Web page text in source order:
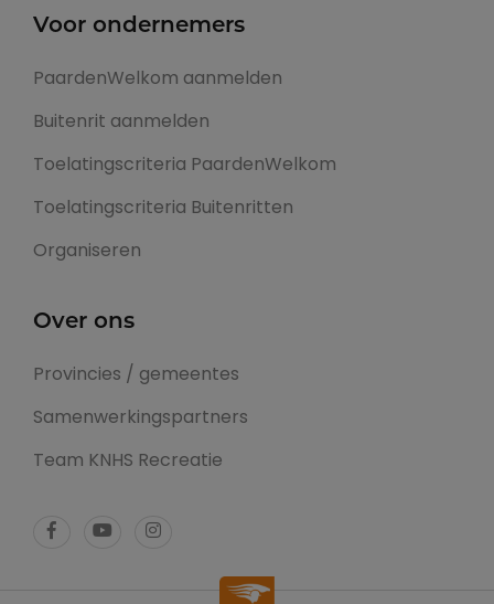
Voor ondernemers
PaardenWelkom aanmelden
Buitenrit aanmelden
Toelatingscriteria PaardenWelkom
Toelatingscriteria Buitenritten
Organiseren
Over ons
Provincies / gemeentes
Samenwerkingspartners
Team KNHS Recreatie